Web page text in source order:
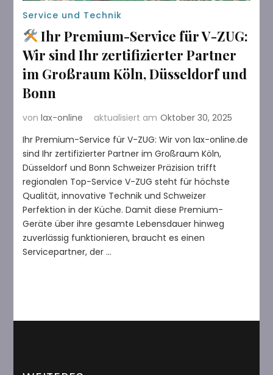
Service und Technik
Ihr Premium-Service für V-ZUG:
Wir sind Ihr zertifizierter Partner
im Großraum Köln, Düsseldorf und
Bonn
vonlax-online aktualisiert am Oktober 30, 2025
Ihr Premium-Service für V-ZUG: Wir von lax-online.de
sind Ihr zertifizierter Partner im Großraum Köln,
Düsseldorf und Bonn Schweizer Präzision trifft
regionalen Top-Service V-ZUG steht für höchste
Qualität, innovative Technik und Schweizer
Perfektion in der Küche. Damit diese Premium-
Geräte über ihre gesamte Lebensdauer hinweg
zuverlässig funktionieren, braucht es einen
Servicepartner, der …